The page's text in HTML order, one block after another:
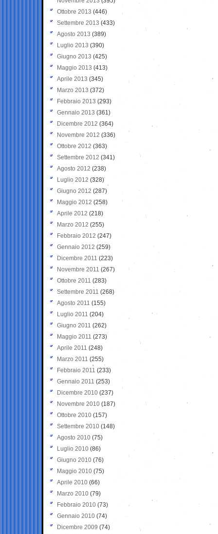
Ottobre 2013 (446)
Settembre 2013 (433)
Agosto 2013 (389)
Luglio 2013 (390)
Giugno 2013 (425)
Maggio 2013 (413)
Aprile 2013 (345)
Marzo 2013 (372)
Febbraio 2013 (293)
Gennaio 2013 (361)
Dicembre 2012 (364)
Novembre 2012 (336)
Ottobre 2012 (363)
Settembre 2012 (341)
Agosto 2012 (238)
Luglio 2012 (328)
Giugno 2012 (287)
Maggio 2012 (258)
Aprile 2012 (218)
Marzo 2012 (255)
Febbraio 2012 (247)
Gennaio 2012 (259)
Dicembre 2011 (223)
Novembre 2011 (267)
Ottobre 2011 (283)
Settembre 2011 (268)
Agosto 2011 (155)
Luglio 2011 (204)
Giugno 2011 (262)
Maggio 2011 (273)
Aprile 2011 (248)
Marzo 2011 (255)
Febbraio 2011 (233)
Gennaio 2011 (253)
Dicembre 2010 (237)
Novembre 2010 (187)
Ottobre 2010 (157)
Settembre 2010 (148)
Agosto 2010 (75)
Luglio 2010 (86)
Giugno 2010 (76)
Maggio 2010 (75)
Aprile 2010 (66)
Marzo 2010 (79)
Febbraio 2010 (73)
Gennaio 2010 (74)
Dicembre 2009 (74)